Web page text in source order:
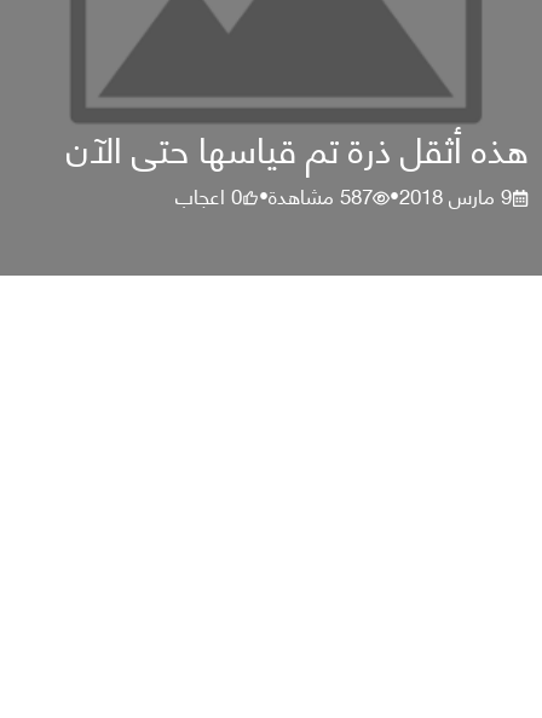
هذه أثقل ذرة تم قياسها حتى الآن
9 مارس 2018 •
587مشاهدة•
0اعجاب